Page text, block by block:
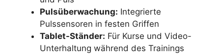
Pulsüberwachung: Integrierte
Pulssensoren in festen Griffen
Tablet-Ständer: Für Kurse und Video-
Unterhaltung während des Trainings